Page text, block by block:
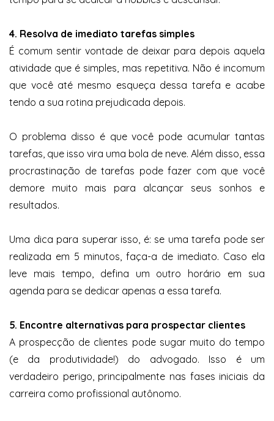
4. Resolva de imediato tarefas simples
É comum sentir vontade de deixar para depois aquela
atividade que é simples, mas repetitiva. Não é incomum
que você até mesmo esqueça dessa tarefa e acabe
tendo a sua rotina prejudicada depois.
O problema disso é que você pode acumular tantas
tarefas, que isso vira uma bola de neve. Além disso, essa
procrastinação de tarefas pode fazer com que você
demore muito mais para alcançar seus sonhos e
resultados.
Uma dica para superar isso, é: se uma tarefa pode ser
realizada em 5 minutos, faça-a de imediato. Caso ela
leve mais tempo, defina um outro horário em sua
agenda para se dedicar apenas a essa tarefa.
5. Encontre alternativas para prospectar clientes
A prospecção de clientes pode sugar muito do tempo
(e da produtividade!) do advogado. Isso é um
verdadeiro perigo, principalmente nas fases iniciais da
carreira como profissional autônomo.